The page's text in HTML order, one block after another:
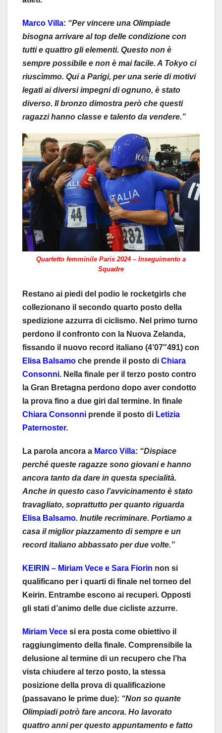
Marco Villa: “Per vincere una Olimpiade
bisogna arrivare al top delle condizione con
tutti e quattro gli elementi. Questo non è
sempre possibile e non è mai facile. A Tokyo ci
riuscìmmo. Qui a Parigi, per una serie di motivi
legati ai diversi impegni di ognuno, è stato
diverso. Il bronzo dimostra però che questi
ragazzi hanno classe e talento da vendere.”
Quartetto femminile Paris 2024 – Inseguimento a
Squadre
Restano ai piedi del podio le rocketgirls che
collezionano il secondo quarto posto della
spedizione azzurra di ciclismo. Nel primo turno
perdono il confronto con la Nuova Zelanda,
fissando il nuovo record italiano (4’07″491) con
Elisa Balsamo che prende il posto di Chiara
Consonni. Nella finale per il terzo posto contro
la Gran Bretagna perdono dopo aver condotto
la prova fino a due giri dal termine. In finale
Chiara Consonni prende il posto di Letizia
Paternoster.
La parola ancora a Marco Villa: “Dispiace
perché queste ragazze sono giovani e hanno
ancora tanto da dare in questa specialità.
Anche in questo caso l’avvicinamento è stato
travagliato, soprattutto per quanto riguarda
Elisa Balsamo. Inutile recriminare. Portiamo a
casa il miglior piazzamento di sempre e un
record italiano abbassato per due volte.”
KEIRIN – Miriam Vece e Sara Fiorin non si
qualificano per i quarti di finale nel torneo del
Keirin. Entrambe escono ai recuperi. Opposti
gli stati d’animo delle due cicliste azzurre.
Miriam Vece si era posta come obiettivo il
raggiungimento della finale. Comprensibile la
delusione al termine di un recupero che l’ha
vista chiudere al terzo posto, la stessa
posizione della prova di qualificazione
(passavano le prime due): “Non so quante
Olimpiadi potrò fare ancora. Ho lavorato
quattro anni per questo appuntamento e fatto